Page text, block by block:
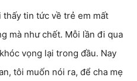
thấy tin tức về trẻ em mất
mà như chết. Mỗi lần đi qua
vọng lại trong đầu. Nay
tôi muốn nói ra, để cha mẹ